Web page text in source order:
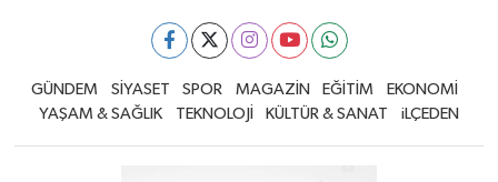
GÜNDEM SİYASET SPOR MAGAZİN EĞİTİM
EKONOMİ
YAŞAM & SAĞLIK
TEKNOLOJİ KÜLTÜR & SANAT iLÇEDEN